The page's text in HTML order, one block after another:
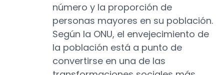
número y la proporción de
personas mayores en su población.
Según la ONU, el envejecimiento de
la población está a punto de
convertirse en una de las